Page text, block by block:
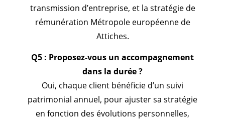
transmission d’entreprise, et la stratégie de
rémunération Métropole européenne de
Attiches.
Q5 : Proposez-vous un accompagnement
dans la durée ?
Oui, chaque client bénéficie d’un suivi
patrimonial annuel, pour ajuster sa stratégie
en fonction des évolutions personnelles,